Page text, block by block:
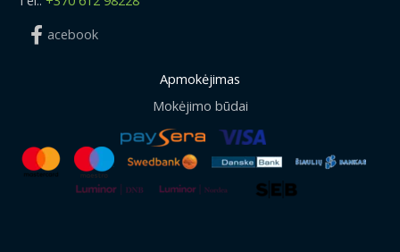
acebook
Apmokėjimas
Mokėjimo būdai